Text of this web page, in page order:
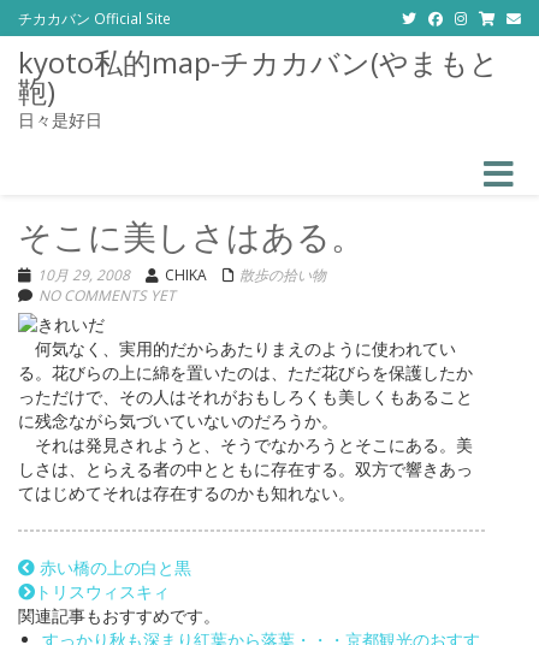
チカカバン Official Site
kyoto私的map-チカカバン(やまもと
鞄)
日々是好日
そこに美しさはある。
10月 29, 2008 CHIKA
散歩の拾い物
NO COMMENTS YET
何気なく、実用的だからあたりまえのように使われてい
る。花びらの上に綿を置いたのは、ただ花びらを保護したか
っただけで、その人はそれがおもしろくも美しくもあること
に残念ながら気づいていないのだろうか。
それは発見されようと、そうでなかろうとそこにある。美
しさは、とらえる者の中とともに存在する。双方で響きあっ
てはじめてそれは存在するのかも知れない。
赤い橋の上の白と黒
トリスウィスキィ
関連記事もおすすめです。
すっかり秋も深まり紅葉から落葉・・・京都観光のおすす